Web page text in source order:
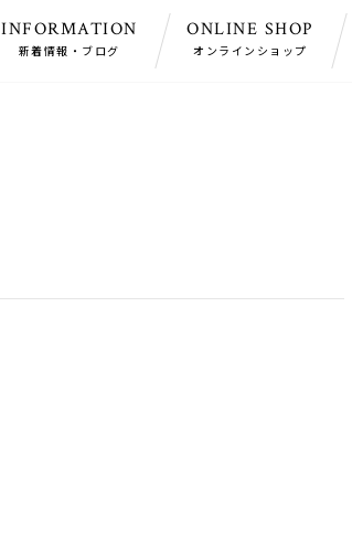
INFORMATION
新着情報・ブログ
ONLINE SHOP
オンラインショップ